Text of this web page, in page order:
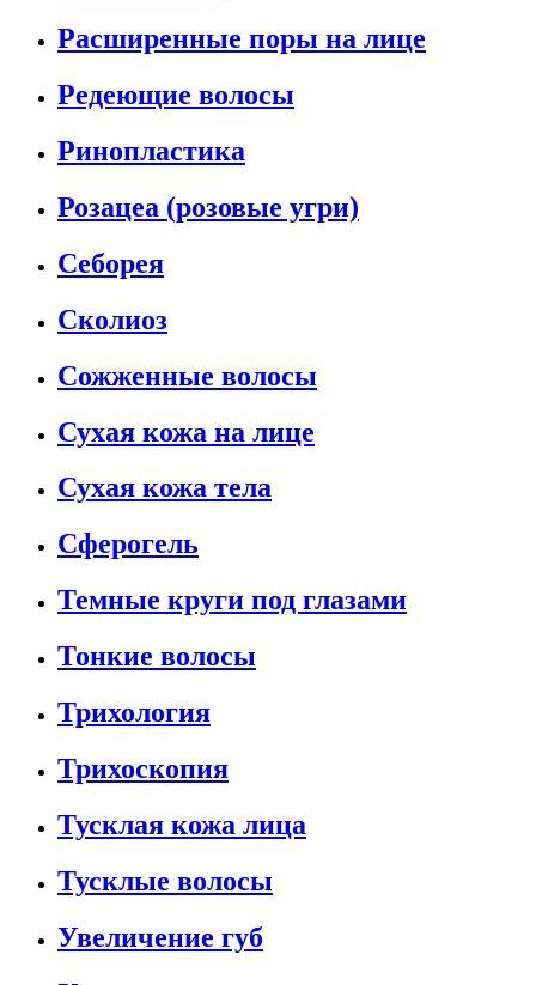
Расширенные поры на лице
Редеющие волосы
Ринопластика
Розацеа (розовые угри)
Себорея
Сколиоз
Сожженные волосы
Сухая кожа на лице
Сухая кожа тела
Сферогель
Темные круги под глазами
Тонкие волосы
Трихология
Трихоскопия
Тусклая кожа лица
Тусклые волосы
Увеличение губ